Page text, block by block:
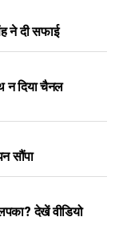
ने दी सफाई
न दिया चैनल
सौंपा
देखें वीडियो